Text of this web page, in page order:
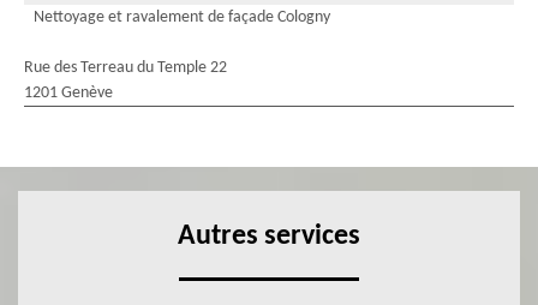
Nettoyage et ravalement de façade Cologny
Rue des Terreau du Temple 22
1201 Genève
Autres services